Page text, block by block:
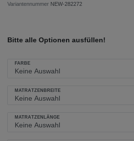
Variantennummer NEW-282272
Bitte alle Optionen ausfüllen!
FARBE
MATRATZENBREITE
MATRATZENLÄNGE